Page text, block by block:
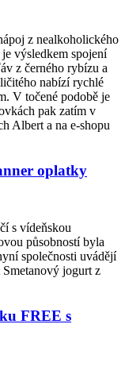
z nealkoholického
výsledkem spojení
z černého rybízu a
nabízí rychlé
V točené podobě je
pak zatím v
Albert a na e-shopu
oplatky
s vídeňskou
působností byla
společnosti uvádějí
jogurt z
FREE s